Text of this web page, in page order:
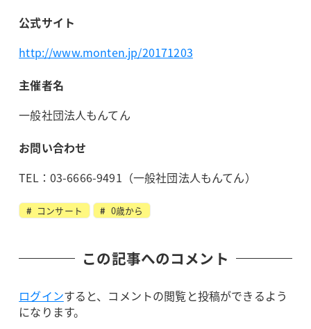
公式サイト
http://www.monten.jp/20171203
主催者名
一般社団法人もんてん
お問い合わせ
TEL：03-6666-9491（一般社団法人もんてん）
コンサート 0歳から
この記事へのコメント
ログインすると、コメントの閲覧と投稿ができるよう
になります。